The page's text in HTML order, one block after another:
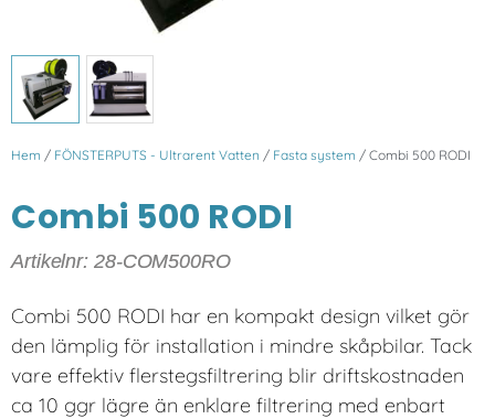
Hem / FÖNSTERPUTS - Ultrarent Vatten / Fasta system / Combi 500 RODI
Combi 500 RODI
Artikelnr: 28-COM500RO
Combi 500 RODI har en kompakt design vilket gör
den lämplig för installation i mindre skåpbilar. Tack
vare effektiv flerstegsfiltrering blir driftskostnaden
ca 10 ggr lägre än enklare filtrering med enbart